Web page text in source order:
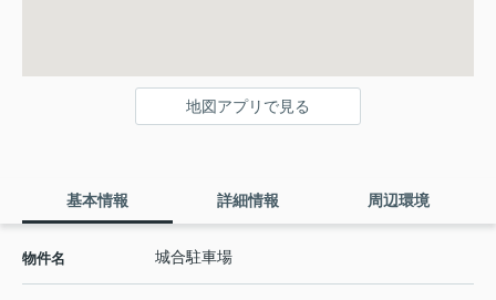
地図アプリで見る
基本情報 詳細情報 周辺環境
物件名 城合駐車場